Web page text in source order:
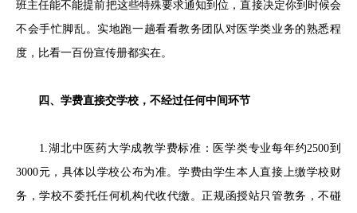
班主任能不能提前把这些特殊要求通知到位，直接决定你到时候会
不会手忙脚乱。实地跑一趟看看教务团队对医学类业务的熟悉程
度，比看一百份宣传册都实在。
四、学费直接交学校，不经过任何中间环节
1.湖北中医药大学成教学费标准：医学类专业每年约2500到
3000元，具体以学校公布为准。学费由学生本人直接上缴学校财
务，学校不委托任何机构代收代缴。正规函授站只管教务，不碰